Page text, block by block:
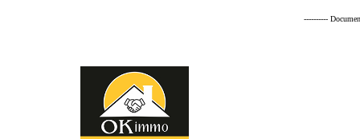
----------